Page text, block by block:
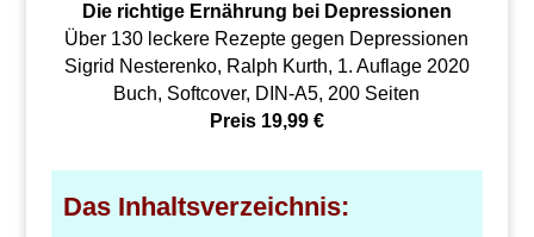
Die richtige Ernährung bei Depressionen
Über 130 leckere Rezepte gegen Depressionen
Sigrid Nesterenko, Ralph Kurth, 1. Auflage 2020
Buch, Softcover, DIN-A5, 200 Seiten
Preis 19,99 €
Das Inhaltsverzeichnis: